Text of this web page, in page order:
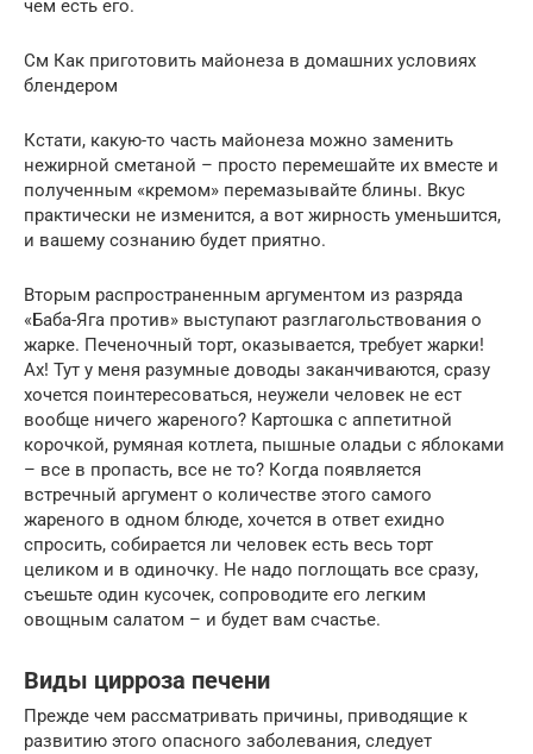
чем есть его.
См Как приготовить майонеза в домашних условиях
блендером
Кстати, какую-то часть майонеза можно заменить
нежирной сметаной – просто перемешайте их вместе и
полученным «кремом» перемазывайте блины. Вкус
практически не изменится, а вот жирность уменьшится,
и вашему сознанию будет приятно.
Вторым распространенным аргументом из разряда
«Баба-Яга против» выступают разглагольствования о
жарке. Печеночный торт, оказывается, требует жарки!
Ах! Тут у меня разумные доводы заканчиваются, сразу
хочется поинтересоваться, неужели человек не ест
вообще ничего жареного? Картошка с аппетитной
корочкой, румяная котлета, пышные оладьи с яблоками
– все в пропасть, все не то? Когда появляется
встречный аргумент о количестве этого самого
жареного в одном блюде, хочется в ответ ехидно
спросить, собирается ли человек есть весь торт
целиком и в одиночку. Не надо поглощать все сразу,
съешьте один кусочек, сопроводите его легким
овощным салатом – и будет вам счастье.
Виды цирроза печени
Прежде чем рассматривать причины, приводящие к
развитию этого опасного заболевания, следует